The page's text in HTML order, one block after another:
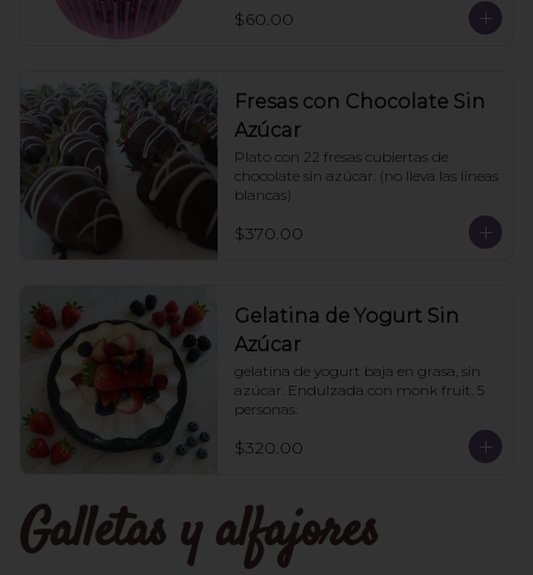
$60.00
Fresas con Chocolate Sin
Azúcar
Plato con 22 fresas cubiertas de
chocolate sin azúcar. (no lleva las líneas
blancas)
$370.00
Gelatina de Yogurt Sin
Azúcar
gelatina de yogurt baja en grasa, sin
azúcar. Endulzada con monk fruit. 5
personas.
$320.00
Galletas y alfajores